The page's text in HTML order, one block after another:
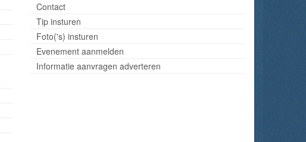
Contact
Tip insturen
Foto('s) insturen
Evenement aanmelden
Informatie aanvragen adverteren